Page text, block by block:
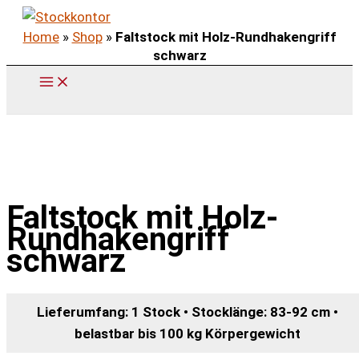
Zum
Inhalt
Home» Shop» Faltstock mit Holz-Rundhakengriff
schwarz
Faltstock mit Holz-
Rundhakengriff
schwarz
Lieferumfang: 1 Stock • Stocklänge: 83-92 cm •
belastbar bis 100 kg Körpergewicht